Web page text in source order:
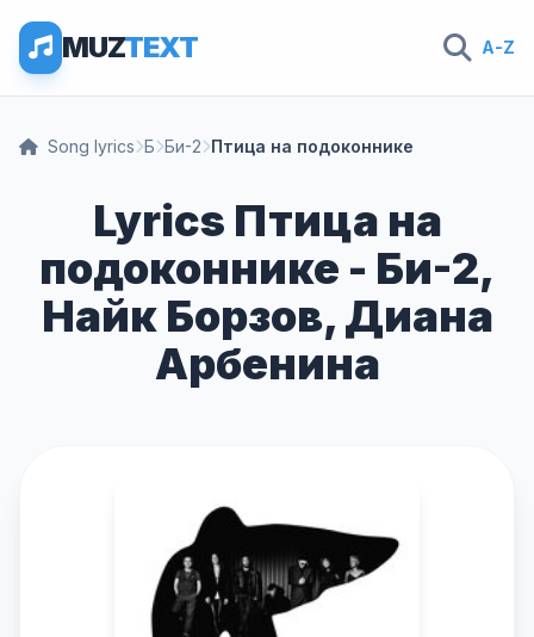
MUZTEXT A-Z
Song lyrics Б Би-2 Птица на подоконнике
Lyrics Птица на
подоконнике - Би-2,
Найк Борзов, Диана
Арбенина